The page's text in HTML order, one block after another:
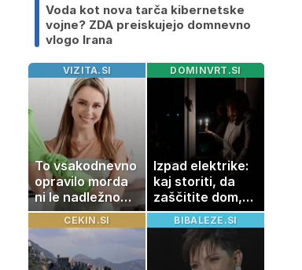
Voda kot nova tarča kibernetske
vojne? ZDA preiskujejo domnevno
vlogo Irana
VIZITA.SI
To vsakodnevno
opravilo morda
ni le nadležno
delo, pomaga
lahko tudi
vašemu srcu
DOMINVRT.SI
Izpad elektrike:
kaj storiti, da
zaščitite dom,
hrano in
elektronske
naprave
CEKIN.SI BIBALEZE.SI